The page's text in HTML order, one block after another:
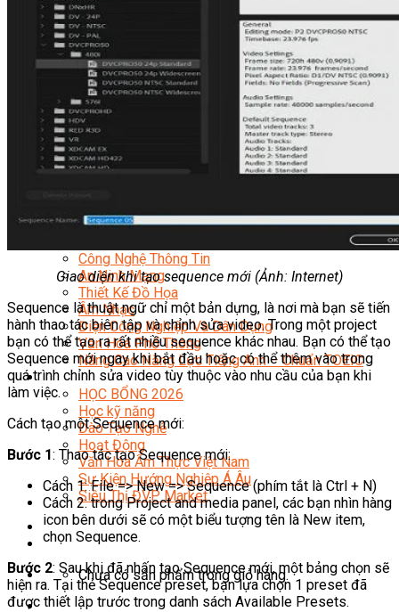
Sơ Cấp Cứu Cho Trẻ Em
Bếp Gia Đình
Trung Cấp CET
Kỹ Thuật Chế Biến Món Ăn
Kỹ Thuật Làm Bánh
Kỹ Thuật Pha Chế Đồ Uống
Quản Trị Khách Sạn
Quản Lý Kinh Doanh Nhà Hàng Và Dịch Vụ Ăn Uống
Hướng Dẫn Du Lịch
Quản Trị Lữ Hành
Tạo Mẫu Và Chăm Sóc Sắc Đẹp
Công Nghệ Thông Tin
An Ninh Mạng
Thiết Kế Đồ Họa
Âm Nhạc
Điện Công Nghiệp Và Dân Dụng
Văn Hóa Phổ Thông
Nâng Cao Năng Lực Tiếng Anh – Chuẩn TOEIC
Tin Tức
HỌC BỔNG 2026
Học kỹ năng
Đào Tạo Nghề
Hoạt Động
Văn Hóa Ẩm Thực Việt Nam
Sự Kiện Hướng Nghiệp Á Âu
Siêu Thị ĐVP Market
Chưa có sản phẩm trong giỏ hàng.
Giao diện khi tạo sequence mới (Ảnh: Internet)
Sequence là thuật ngữ chỉ một bản dựng, là nơi mà bạn sẽ tiến
hành thao tác biên tập và chỉnh sửa video. Trong một project
bạn có thể tạo ra rất nhiều sequence khác nhau. Bạn có thể tạo
Sequence mới ngay khi bắt đầu hoặc có thể thêm vào trong
quá trình chỉnh sửa video tùy thuộc vào nhu cầu của bạn khi
làm việc.
Cách tạo một Sequence mới:
Bước 1: Thao tác tạo Sequence mới:
Cách 1: File => New => Sequence (phím tắt là Ctrl + N)
Cách 2: trong Project and media panel, các bạn nhìn hàng
icon bên dưới sẽ có một biểu tượng tên là New item,
chọn Sequence.
Bước 2: Sau khi đã nhấn tạo Sequence mới, một bảng chọn sẽ
hiện ra. Tại thẻ Sequence preset, bạn lựa chọn 1 preset đã
được thiết lập trước trong danh sách Available Presets.